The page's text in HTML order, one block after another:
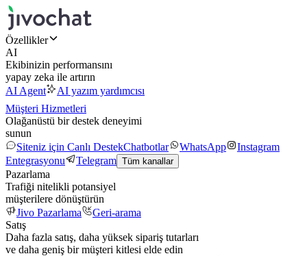
Özellikler
AI
Ekibinizin performansını
yapay zeka ile artırın
AI Agent
AI yazım yardımcısı
Müşteri Hizmetleri
Olağanüstü bir destek deneyimi
sunun
Siteniz için Canlı DestekChatbotlar WhatsApp
Instagram
Entegrasyonu
Telegram Tüm kanallar
Pazarlama
Trafiği nitelikli potansiyel
müşterilere dönüştürün
Jivo Pazarlama
Geri-arama
Satış
Daha fazla satış, daha yüksek sipariş tutarları
ve daha geniş bir müşteri kitlesi elde edin